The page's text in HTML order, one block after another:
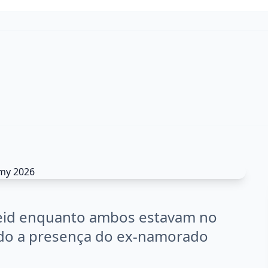
enquanto ambos estavam no
a presença do ex-namorado